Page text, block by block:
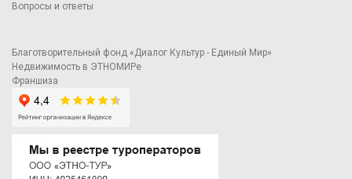
Вопросы и ответы
Благотворительный фонд «Диалог Культур - Единый Мир»
Недвижимость в ЭТНОМИРе
Франшиза